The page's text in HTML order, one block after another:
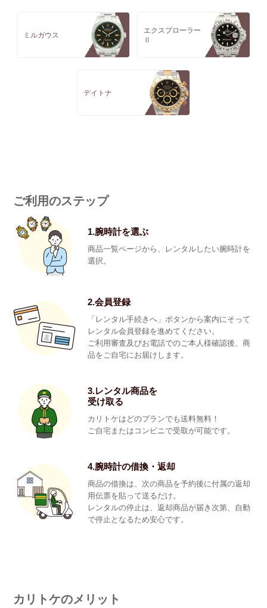
ミルガウス
エクスプローラー
Ⅱ
デイトナ
ご利用のステップ
1.腕時計を選ぶ
商品一覧ページから、レンタルしたい腕時計を
選択。
2.会員登録
「レンタル手続きへ」ボタンから案内にそって
レンタル会員登録を進めてください。
ご利用審査及びお電話でのご本人様確認後、商
品をご自宅にお届けします。
3.レンタル商品を
受け取る
カリトケはどのプランでも送料無料！
ご自宅またはコンビニで受取が可能です。
4.腕時計の借換・返却
商品の借換は、次の商品を予約後に付属の返却
用伝票を貼って送るだけ。
レンタルの停止は、返却商品が届き次第、自動
で停止となるため安心です。
カリトケのメリット